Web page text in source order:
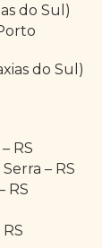
do Sul)
do Sul)
RS
– RS
RS